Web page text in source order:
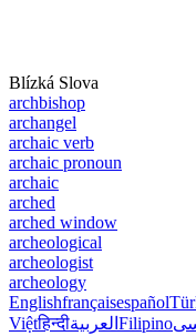
Blízká Slova
archbishop
archangel
archaic verb
archaic pronoun
archaic
arched
arched window
archeological
archeologist
archeology
Englishfrançaisespañol
Việtहिन्दीالعربية Filipino